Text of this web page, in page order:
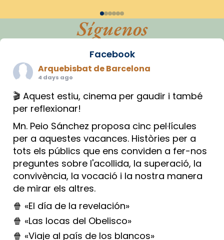
Síguenos
Facebook
Arquebisbat de Barcelona
4 days ago
🎬 Aquest estiu, cinema per gaudir i també
per reflexionar!
Mn. Peio Sánchez proposa cinc pel·lícules
per a aquestes vacances. Històries per a
tots els públics que ens conviden a fer-nos
preguntes sobre l'acollida, la superació, la
convivència, la vocació i la nostra manera
de mirar els altres.
🍿 «El día de la revelación»
🍿 «Las locas del Obelisco»
🍿 «Viaje al país de los blancos»